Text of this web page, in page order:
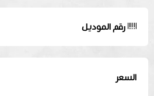
رقم الموديل
السعر